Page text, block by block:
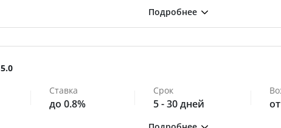
5.0
Ставка
до 0.8%
Срок
5 - 30 дней